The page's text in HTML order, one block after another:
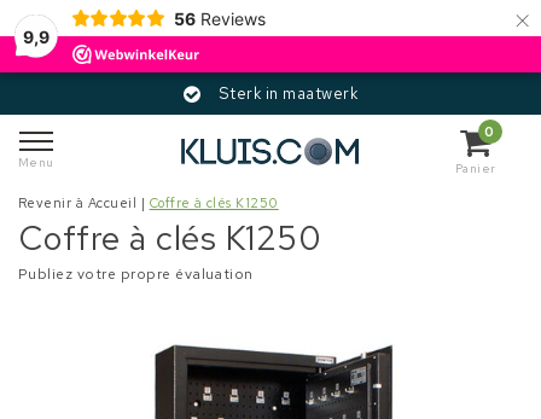
9,9
56 Reviews ×
Sterk in maatwerk
Menu
0
Panier
Revenir à Accueil | Coffre à clés K1250
Coffre à clés K1250
Publiez votre propre évaluation